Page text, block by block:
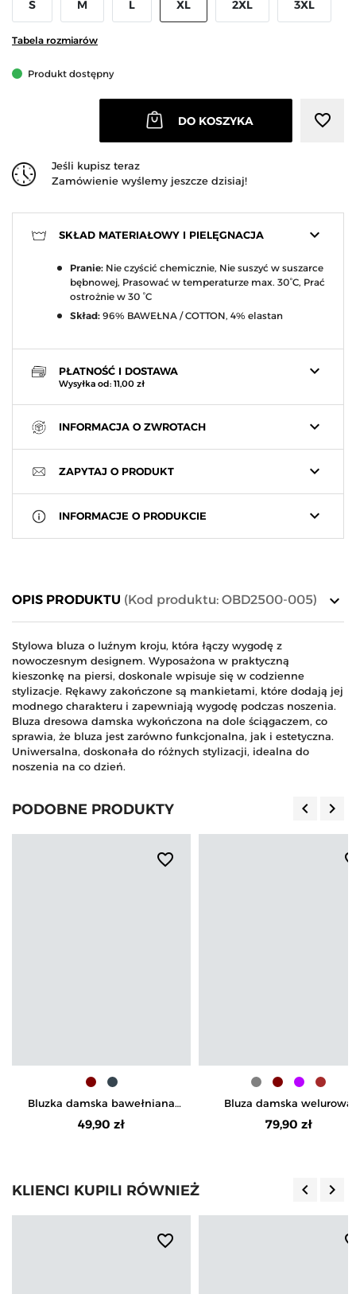
S M L XL 2XL 3XL
Tabela rozmiarów
Produkt dostępny
DO KOSZYKA favorite_border
Jeśli kupisz teraz
Zamówienie wyślemy jeszcze dzisiaj!
keyboard_arrow_down
SKŁAD MATERIAŁOWY I PIELĘGNACJA
Pranie: Nie czyścić chemicznie, Nie suszyć w suszarce
bębnowej, Prasować w temperaturze max. 30°C, Prać
ostrożnie w 30 °C
Skład: 96% BAWEŁNA / COTTON, 4% elastan
keyboard_arrow_down
PŁATNOŚĆ I DOSTAWA
Wysyłka od: 11,00 zł
keyboard_arrow_down
INFORMACJA O ZWROTACH
keyboard_arrow_down
ZAPYTAJ O PRODUKT
keyboard_arrow_down
INFORMACJE O PRODUKCIE
keyboard_arrow_down
OPIS PRODUKTU (Kod produktu: OBD2500-005)
Stylowa bluza o luźnym kroju, która łączy wygodę z
nowoczesnym designem. Wyposażona w praktyczną
kieszonkę na piersi, doskonale wpisuje się w codzienne
stylizacje. Rękawy zakończone są mankietami, które dodają jej
modnego charakteru i zapewniają wygodę podczas noszenia.
Bluza dresowa damska wykończona na dole ściągaczem, co
sprawia, że bluza jest zarówno funkcjonalna, jak i estetyczna.
Uniwersalna, doskonała do różnych stylizacji, idealna do
noszenia na co dzień.
PODOBNE PRODUKTY keyboard_arrow_left keyboard_arrow_right
favorite_border
Bluzka damska bawełniana
gładka z szerokim rękawem
49,90 zł
Bluza damska welurowa
rozpinana z kapturem i
kieszeniami
79,90 zł
KLIENCI KUPILI RÓWNIEŻ keyboard_arrow_left keyboard_arrow_right
favorite_border